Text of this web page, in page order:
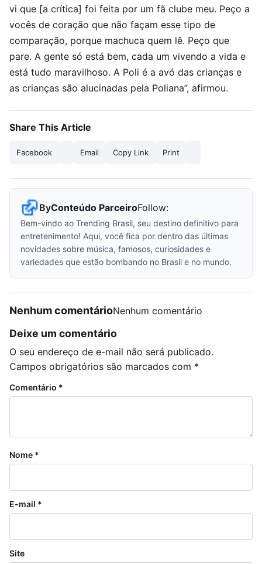
vi que [a crítica] foi feita por um fã clube meu. Peço a
vocês de coração que não façam esse tipo de
comparação, porque machuca quem lê. Peço que
pare. A gente só está bem, cada um vivendo a vida e
está tudo maravilhoso. A Poli é a avó das crianças e
as crianças são alucinadas pela Poliana”, afirmou.
Share This Article
Facebook Email Copy Link Print
ByConteúdo ParceiroFollow:
Bem-vindo ao Trending Brasil, seu destino definitivo para
entretenimento! Aqui, você fica por dentro das últimas
novidades sobre música, famosos, curiosidades e
variedades que estão bombando no Brasil e no mundo.
Nenhum comentárioNenhum comentário
Deixe um comentário
O seu endereço de e-mail não será publicado.
Campos obrigatórios são marcados com *
Comentário *
Nome *
E-mail *
Site